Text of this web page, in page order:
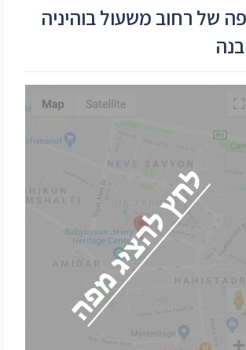
של רחוב משעול בוהיניה